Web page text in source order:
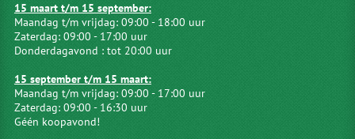
15 maart t/m 15 september:
Maandag t/m vrijdag: 09:00 - 18:00 uur
Zaterdag: 09:00 - 17:00 uur
Donderdagavond : tot 20:00 uur
15 september t/m 15 maart:
Maandag t/m vrijdag: 09:00 - 17:00 uur
Zaterdag: 09:00 - 16:30 uur
Géén koopavond!